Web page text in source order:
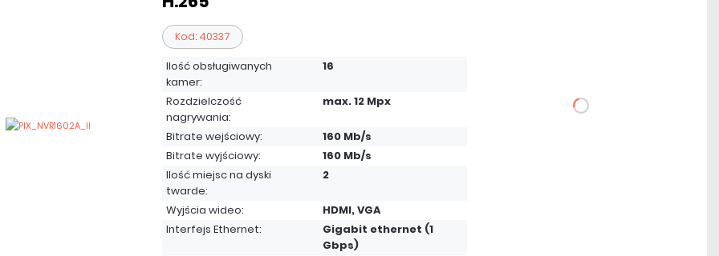
Kod: 40337
Ilość obsługiwanych
kamer:
16
Rozdzielczość
nagrywania:
max. 12 Mpx
Bitrate wejściowy:
160 Mb/s
Bitrate wyjściowy:
160 Mb/s
Ilość miejsc na dyski
twarde:
2
Wyjścia wideo:
HDMI, VGA
Interfejs Ethernet:
Gigabit ethernet (1
Gbps)
DO KOSZYKA